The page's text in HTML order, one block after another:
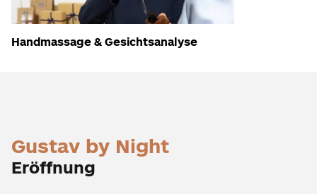
Handmassage & Gesichtsanalyse
Gustav by Night
Eröffnung